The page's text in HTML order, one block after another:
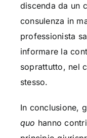
discenda da un
consulenza in
professionista
informare la
soprattutto, nel
stesso.
In conclusione,
quo hanno